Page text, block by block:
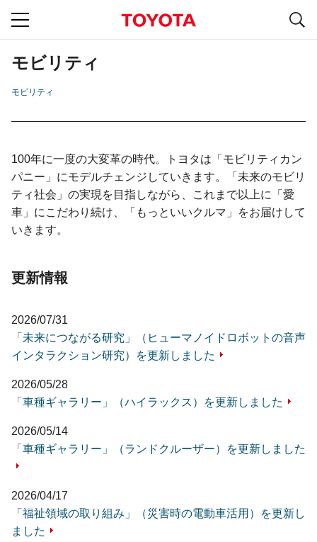
モビリティ
モビリティ
100年に一度の大変革の時代。トヨタは「モビリティカン
パニー」にモデルチェンジしていきます。「未来のモビリ
ティ社会」の実現を目指しながら、これまで以上に「愛
車」にこだわり続け、「もっといいクルマ」をお届けして
いきます。
更新情報
2026/07/31
「未来につながる研究」（ヒューマノイドロボットの音声
インタラクション研究）を更新しました
2026/05/28
「車種ギャラリー」（ハイラックス）を更新しました
2026/05/14
「車種ギャラリー」（ランドクルーザー）を更新しました
2026/04/17
「福祉領域の取り組み」（災害時の電動車活用）を更新し
ました